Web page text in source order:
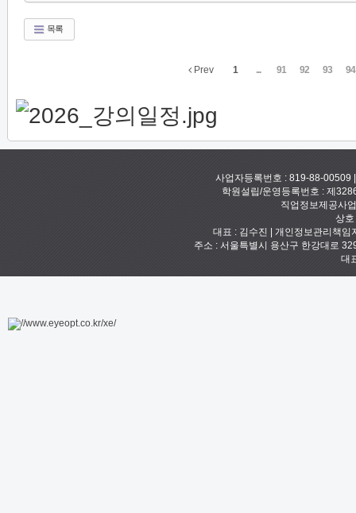
목록
Prev 1 ... 91 92 93 94
사업자등록번호 : 819-88-00509
학원설립/운영등록번호 : 제
직업정보제공사
상
대표 : 김수진 | 개인정보관리책
주소 : 서울특별시 용산구 한강대로
대